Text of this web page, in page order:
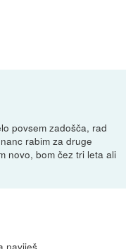
povsem zadošča, rad
rabim za druge
novo, bom čez tri leta ali